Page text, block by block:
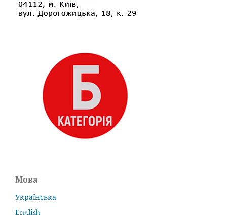
Мова
Українська
English